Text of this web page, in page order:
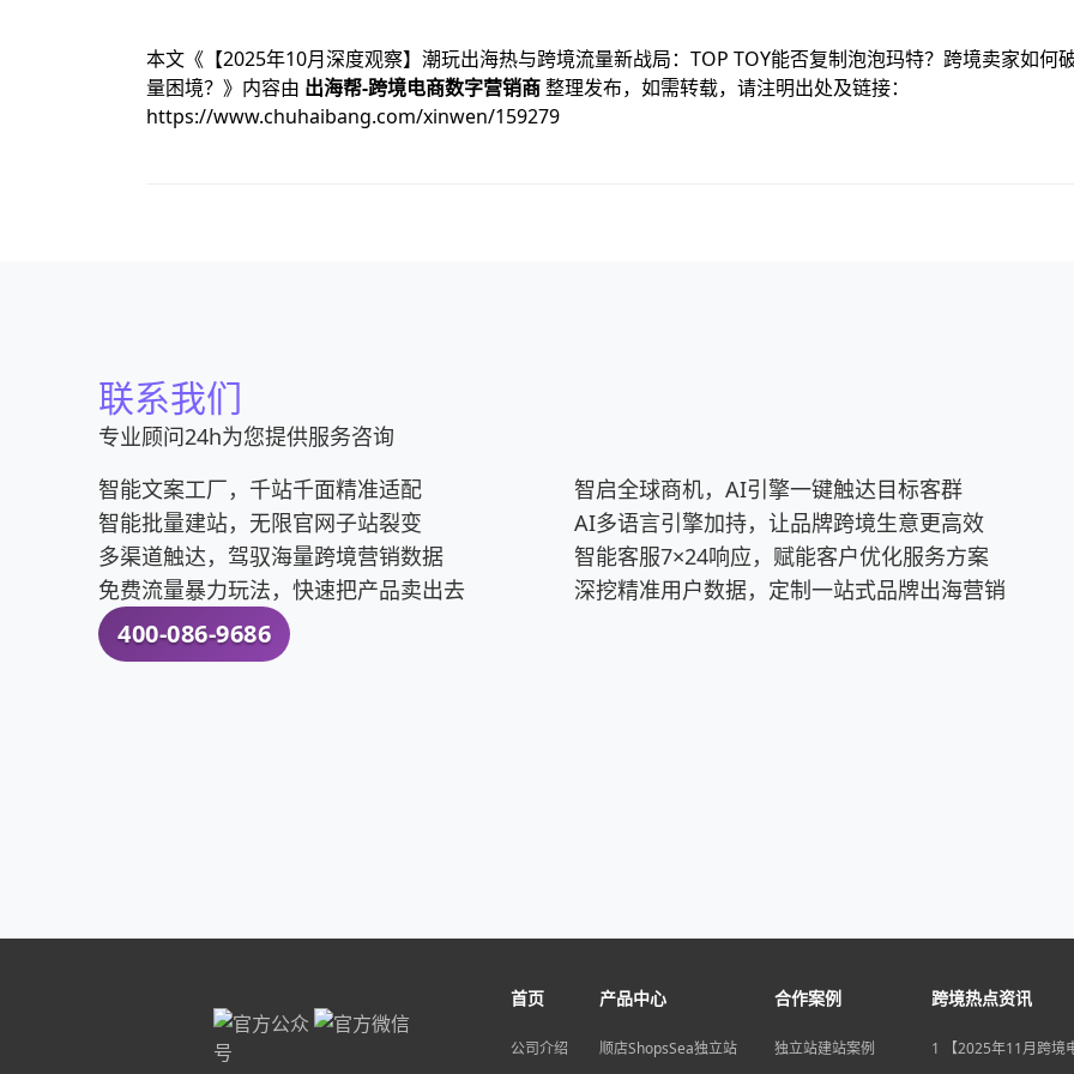
本文《 【2025年10月深度观察】潮玩出海热与跨境流量新战局：TOP TOY能否复制泡泡玛特？跨境卖家如何
量困境？ 》内容由 出海帮-跨境电商数字营销商整理发布，如需转载，请注明出处及链接：
https://www.chuhaibang.com/xinwen/159279
联系我们
专业顾问24h为您提供服务咨询
智能文案工厂，千站千面精准适配
智能批量建站，无限官网子站裂变
多渠道触达，驾驭海量跨境营销数据
免费流量暴力玩法，快速把产品卖出去
400-086-9686
智启全球商机，AI引擎一键触达目标客群
AI多语言引擎加持，让品牌跨境生意更高效
智能客服7×24响应，赋能客户优化服务方案
深挖精准用户数据，定制一站式品牌出海营销
首页
公司介绍
产品中心
顺店ShopsSea独立站
合作案例
独立站建站案例
跨境热点资讯
1 【2025年11月跨境